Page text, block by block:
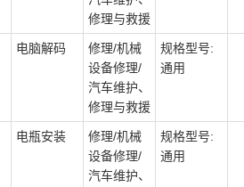
修理与救援
电脑解码
修理/机械
设备修理/
汽车维护、
修理与救援
规格型号:
通用
电瓶安装
修理/机械
设备修理/
汽车维护、
规格型号:
通用